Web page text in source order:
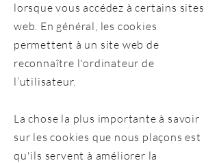
lorsque vous accédez à certains sites
web. En général, les cookies
permettent à un site web de
reconnaître l'ordinateur de
l’utilisateur.
La chose la plus importante à savoir
sur les cookies que nous plaçons est
qu'ils servent à améliorer la